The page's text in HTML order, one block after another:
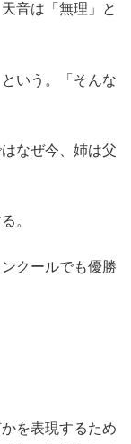
音は「無理」と
いう。「そんな
なぜ今、姉は父
。
クールでも優勝
を表現するため